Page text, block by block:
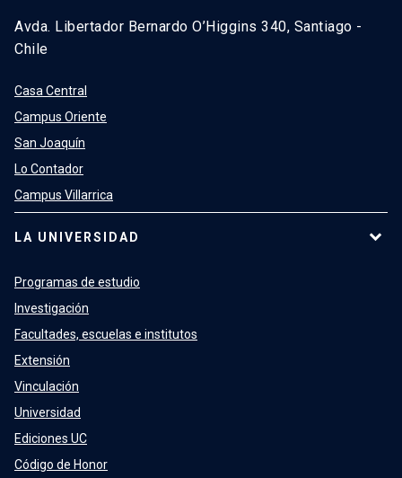
Avda. Libertador Bernardo O’Higgins 340, Santiago -
Chile
Casa Central
Campus Oriente
San Joaquín
Lo Contador
Campus Villarrica
LA UNIVERSIDAD
Programas de estudio
Investigación
Facultades, escuelas e institutos
Extensión
Vinculación
Universidad
Ediciones UC
Código de Honor